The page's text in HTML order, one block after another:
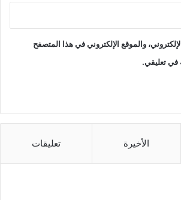
والموقع الإلكتروني في هذا المتصفح
في تعليقي.
الأخيرة تعليقات